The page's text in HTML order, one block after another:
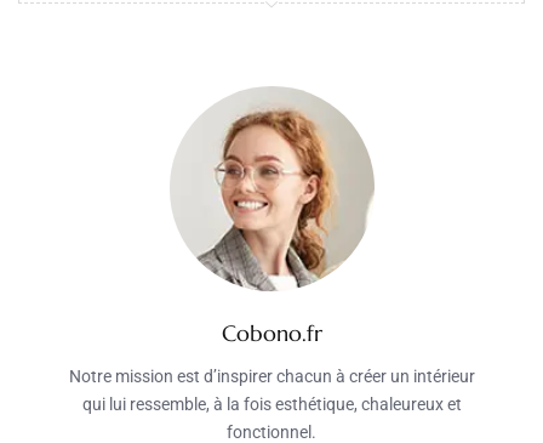
Cobono.fr
Notre mission est d’inspirer chacun à créer un intérieur
qui lui ressemble, à la fois esthétique, chaleureux et
fonctionnel.